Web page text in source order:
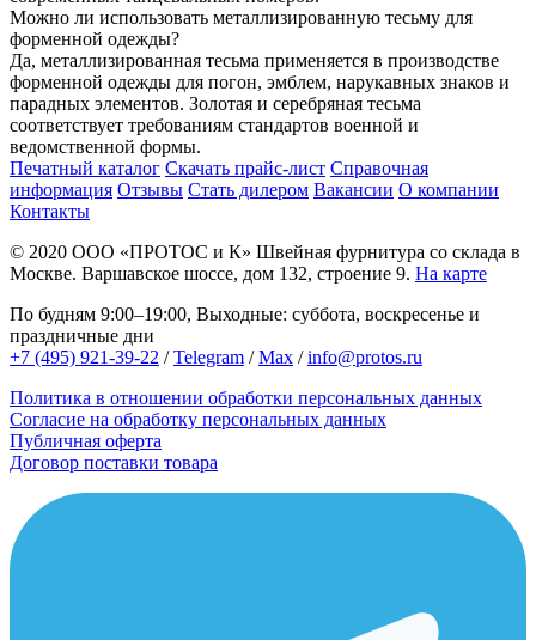
Можно ли использовать металлизированную тесьму для
форменной одежды?
Да, металлизированная тесьма применяется в производстве
форменной одежды для погон, эмблем, нарукавных знаков и
парадных элементов. Золотая и серебряная тесьма
соответствует требованиям стандартов военной и
ведомственной формы.
Печатный каталог Скачать прайс-лист Справочная
информация Отзывы Стать дилером Вакансии О компании
Контакты
© 2020 ООО «ПРОТОС и К» Швейная фурнитура со склада в
Москве. Варшавское шоссе, дом 132, строение 9. На карте
По будням 9:00–19:00, Выходные: суббота, воскресенье и
праздничные дни
+7 (495) 921-39-22 /Telegram /Max /info@protos.ru
Политика в отношении обработки персональных данных
Согласие на обработку персональных данных
Публичная оферта
Договор поставки товара